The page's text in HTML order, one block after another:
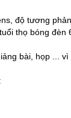
độ tương
thọ bóng đèn
bài, họp ...